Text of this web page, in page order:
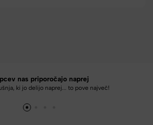
nas priporočajo naprej
ki jo delijo naprej... to pove največ!